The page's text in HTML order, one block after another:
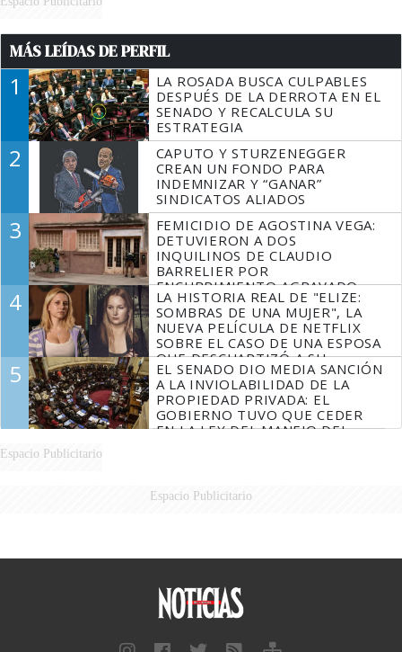
MÁS LEÍDAS DE PERFIL
1
LA ROSADA BUSCA CULPABLES
DESPUÉS DE LA DERROTA EN EL
SENADO Y RECALCULA SU
ESTRATEGIA
2
CAPUTO Y STURZENEGGER
CREAN UN FONDO PARA
INDEMNIZAR Y “GANAR”
SINDICATOS ALIADOS
3
FEMICIDIO DE AGOSTINA VEGA:
DETUVIERON A DOS
INQUILINOS DE CLAUDIO
BARRELIER POR
ENCUBRIMIENTO AGRAVADO
4
LA HISTORIA REAL DE "ELIZE:
SOMBRAS DE UNA MUJER", LA
NUEVA PELÍCULA DE NETFLIX
SOBRE EL CASO DE UNA ESPOSA
QUE DESCUARTIZÓ A SU
MARIDO
5
EL SENADO DIO MEDIA SANCIÓN
A LA INVIOLABILIDAD DE LA
PROPIEDAD PRIVADA: EL
GOBIERNO TUVO QUE CEDER
EN LA LEY DEL MANEJO DEL
Espacio Publicitario
Espacio Publicitario